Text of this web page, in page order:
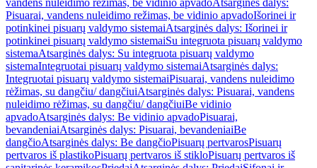
vandens nuleidimo režimas, be vidinio apvadoAtsarginės dalys:
Pisuarai, vandens nuleidimo režimas, be vidinio apvadoIšorinei ir
potinkinei pisuarų valdymo sistemaiAtsarginės dalys: Išorinei ir
potinkinei pisuarų valdymo sistemaiSu integruota pisuarų valdymo
sistemaAtsarginės dalys: Su integruota pisuarų valdymo
sistemaIntegruotai pisuarų valdymo sistemaiAtsarginės dalys:
Integruotai pisuarų valdymo sistemaiPisuarai, vandens nuleidimo
rėžimas, su dangčiu/ dangčiuiAtsarginės dalys: Pisuarai, vandens
nuleidimo rėžimas, su dangčiu/ dangčiuiBe vidinio
apvadoAtsarginės dalys: Be vidinio apvadoPisuarai,
bevandeniaiAtsarginės dalys: Pisuarai, bevandeniaiBe
dangčioAtsarginės dalys: Be dangčioPisuarų pertvarosPisuarų
pertvaros iš plastikoPisuarų pertvaros iš stikloPisuarų pertvaros iš